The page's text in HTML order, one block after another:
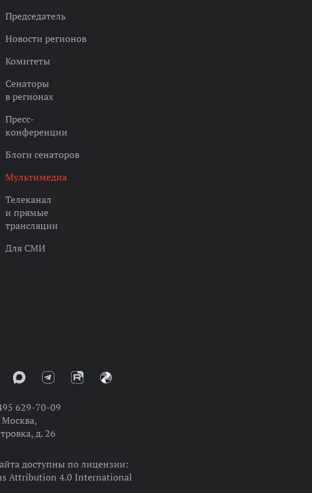
Председатель
Новости регионов
Комитеты
Сенаторы
в регионах
Пресс-
конференции
Блоги сенаторов
Мультимедиа
Телеканал
и прямые
трансляции
Для СМИ
629-70-09
Москва,
д. 26
доступны по лицензии:
Attribution 4.0 International